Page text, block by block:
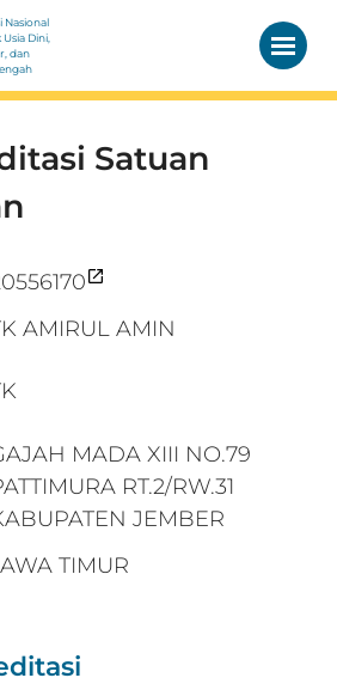
Nasional
Dini,
dan
Satuan
AMIRUL AMIN
MADA XIII NO.79
RT.2/RW.31
JEMBER
TIMUR